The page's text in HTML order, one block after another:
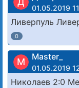
01.05.2019
Ливерпуль
0
M Master_
01.05.2019
Николаев 2:0